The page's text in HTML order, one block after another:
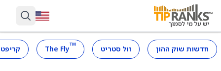
חדשות שוק ההון וול סטריט ™
The Fly